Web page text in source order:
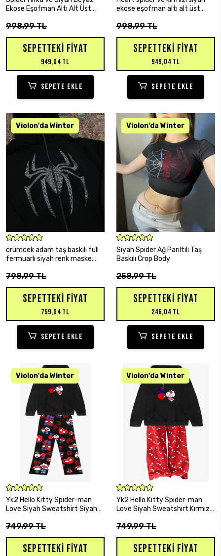
Ekose Eşofman Altı Alt Üst
998,99 TL
SEPETTEKI FIYAT
949,04 TL
SEPETE EKLE
ekose eşofman altı alt üst
998,99 TL
SEPETTEKI FIYAT
949,04 TL
SEPETE EKLE
SEPETE EKLE
örümcek adam taş baskılı full
fermuarlı siyah renk maske
798,99 TL
SEPETTEKI FIYAT
759,04 TL
SEPETE EKLE
SEPETE EKLE
Siyah Spider Ağ Parıltılı Taş
Baskılı Crop Body
258,99 TL
SEPETTEKI FIYAT
246,04 TL
SEPETE EKLE
SEPETE EKLE
Yk2 Hello Kitty Spider-man
Love Siyah Sweatshirt Siyah
749,99 TL
SEPETTEKI FIYAT
SEPETE EKLE
Yk2 Hello Kitty Spider-man
Love Siyah Sweatshirt Kırmızı
749,99 TL
SEPETTEKI FIYAT